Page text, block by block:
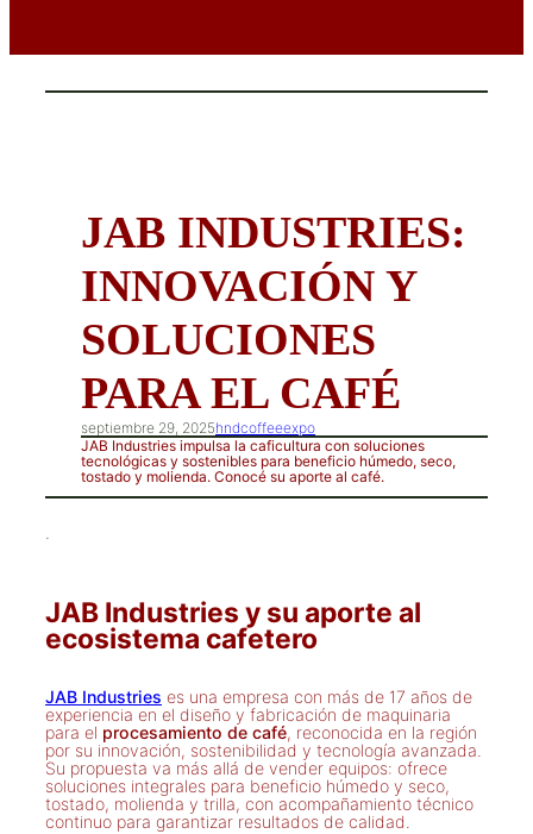
JAB INDUSTRIES:
INNOVACIÓN Y
SOLUCIONES
PARA EL CAFÉ
septiembre 29, 2025hndcoffeeexpo
JAB Industries impulsa la caficultura con soluciones
tecnológicas y sostenibles para beneficio húmedo, seco,
tostado y molienda. Conocé su aporte al café.
·
JAB Industries y su aporte al
ecosistema cafetero
JAB Industries es una empresa con más de 17 años de
experiencia en el diseño y fabricación de maquinaria
para el procesamiento de café, reconocida en la región
por su innovación, sostenibilidad y tecnología avanzada.
Su propuesta va más allá de vender equipos: ofrece
soluciones integrales para beneficio húmedo y seco,
tostado, molienda y trilla, con acompañamiento técnico
continuo para garantizar resultados de calidad.